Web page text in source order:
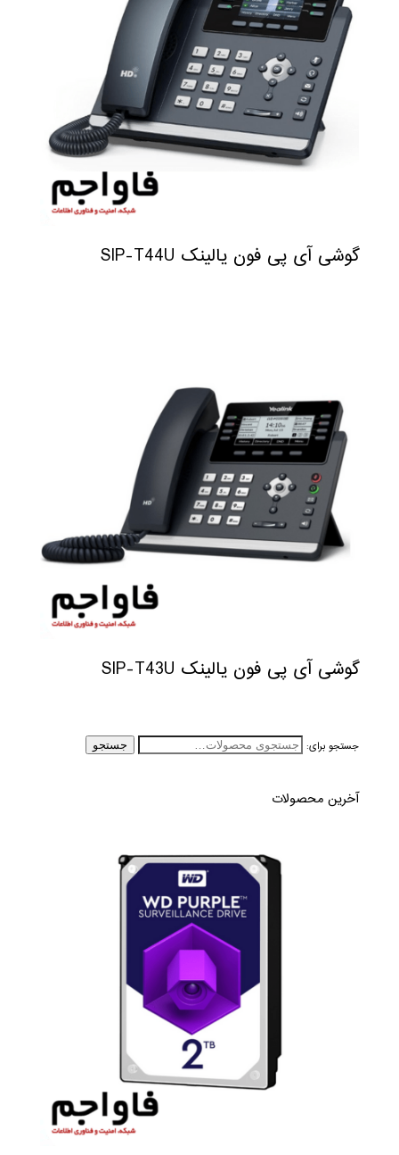
گوشی آی پی فون یالینک SIP-T44U
گوشی آی پی فون یالینک SIP-T43U
جستجو برای: جستجو
آخرین محصولات